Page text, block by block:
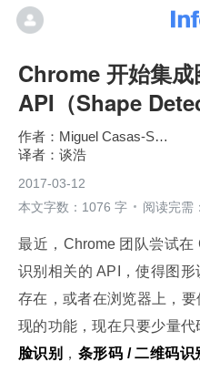
Chrome 开始集成
API（Shape
Miguel Casas-Sanchez
谈浩
2017-03-12
本文字数：1076 字
阅读完需
最近，Chrome 团队尝试
识别相关的 API，使得图
存在，或者在浏览器上，
现的功能，现在只要少量
脸识别 ， 条形码 / 二维码识